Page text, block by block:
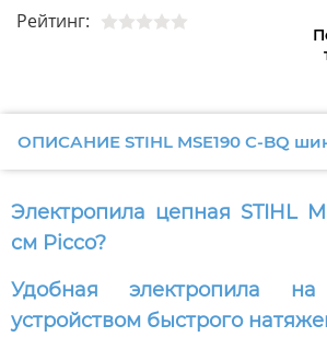
Рейтинг:
ОПИСАНИЕ STIHL MSE190 С-BQ
Электропила цепная STIHL
см Picco?
Удобная электропила
устройством быстрого